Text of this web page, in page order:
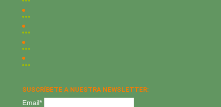
SUSCRÍBETE A NUESTRA NEWSLETTER:
Email*